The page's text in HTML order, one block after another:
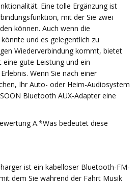
Eine tolle Ergänzung ist
mit der Sie zwei
können. Auch wenn die
und es gelegentlich zu
Wiederverbindung kommt, bietet
gute Leistung und ein
Wenn Sie nach einer
Ihr Auto- oder Heim-Audiosystem
Bluetooth AUX-Adapter eine
A.*Was bedeutet diese
ist ein kabelloser Bluetooth-FM-
dem Sie während der Fahrt Musik